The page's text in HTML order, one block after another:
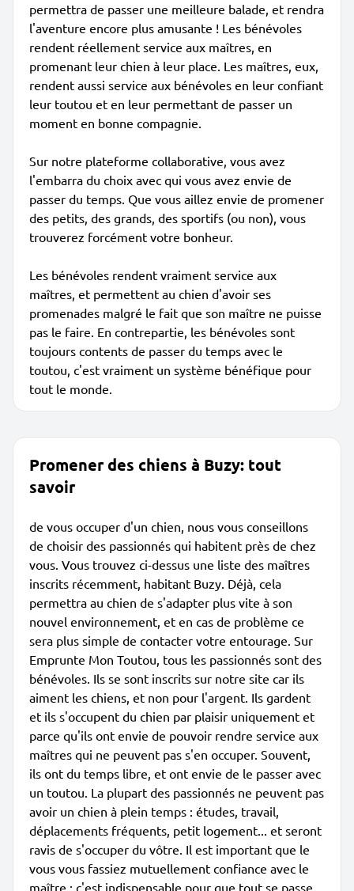
permettra de passer une meilleure balade, et rendra
l'aventure encore plus amusante ! Les bénévoles
rendent réellement service aux maîtres, en
promenant leur chien à leur place. Les maîtres, eux,
rendent aussi service aux bénévoles en leur confiant
leur toutou et en leur permettant de passer un
moment en bonne compagnie.
Sur notre plateforme collaborative, vous avez
l'embarra du choix avec qui vous avez envie de
passer du temps. Que vous aillez envie de promener
des petits, des grands, des sportifs (ou non), vous
trouverez forcément votre bonheur.
Les bénévoles rendent vraiment service aux
maîtres, et permettent au chien d'avoir ses
promenades malgré le fait que son maître ne puisse
pas le faire. En contrepartie, les bénévoles sont
toujours contents de passer du temps avec le
toutou, c'est vraiment un système bénéfique pour
tout le monde.
Promener des chiens à Buzy: tout
savoir
de vous occuper d'un chien, nous vous conseillons
de choisir des passionnés qui habitent près de chez
vous. Vous trouvez ci-dessus une liste des maîtres
inscrits récemment, habitant Buzy. Déjà, cela
permettra au chien de s'adapter plus vite à son
nouvel environnement, et en cas de problème ce
sera plus simple de contacter votre entourage. Sur
Emprunte Mon Toutou, tous les passionnés sont des
bénévoles. Ils se sont inscrits sur notre site car ils
aiment les chiens, et non pour l'argent. Ils gardent
et ils s'occupent du chien par plaisir uniquement et
parce qu'ils ont envie de pouvoir rendre service aux
maîtres qui ne peuvent pas s'en occuper. Souvent,
ils ont du temps libre, et ont envie de le passer avec
un toutou. La plupart des passionnés ne peuvent pas
avoir un chien à plein temps : études, travail,
déplacements fréquents, petit logement... et seront
ravis de s'occuper du vôtre. Il est important que le
vous vous fassiez mutuellement confiance avec le
maître ; c'est indispensable pour que tout se passe